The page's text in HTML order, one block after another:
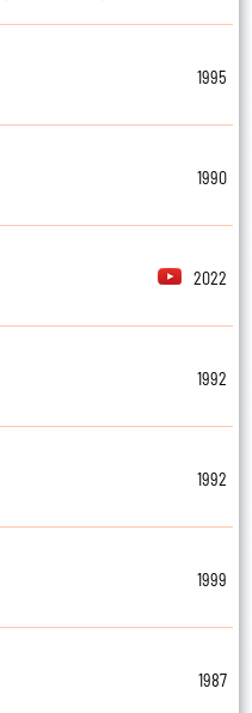
1995
1990
2022
1992
1992
1999
1987